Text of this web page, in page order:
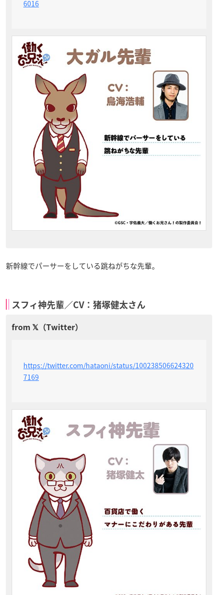
6016
新幹線でパーサーをしている跳ねがちな先輩。
スフィ神先輩／CV：猪塚健太さん
https://twitter.com/hataoni/status/100238506624320
7169